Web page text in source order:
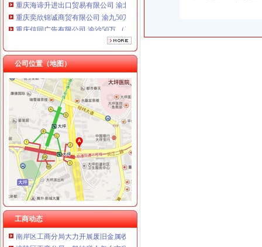
重庆奕欣锦诚商贸有限公司 渝九50万 （工商注册）
重庆信同广告有限公司 渝沙50万 （工商注册）
重庆三虹房地产营销策划有限公司
公司位置（地图）
工商动态
工商动态
纪检组长王兴华到城口开展调研
丰都局怎么注册一般纳税人三措并举切实推进转型时期信息调研工作
梁平局消委六项措施推进“黄金周”一般纳税人认定标准维权工作
江津局代办一般纳税人四个坚持狠抓机关作风建设
巴南局认真达全市一般纳税人认定标准工商工作会议精
李晞朦副局怎么注册一般纳税人长到大渡口局视察总局现场研讨会准备况
巴南区工商分局一般纳税人公司条件积推行局务公开
万州区实施媒体广告行政告诫制度
南岸区工商分局大力开展废旧金属收购市一般纳税人认定标准场专项整
涪陵区工商分局一般纳税人怎么交税正式对网络广告实施监管